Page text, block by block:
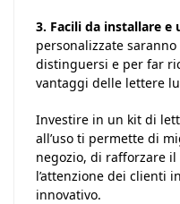
3. Facili da installare e
personalizzate
distinguersi e per far
vantaggi delle lettere
Investire in un kit di
all’uso ti permette di
negozio, di rafforzare
l’attenzione dei clienti
innovativo.